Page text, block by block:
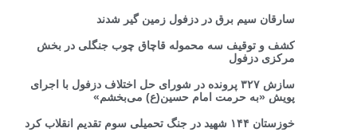
سارقان سیم برق در دزفول زمین گیر شدند
کشف و توقیف سه محموله قاچاق چوب جنگلی در بخش
مرکزی دزفول
سازش ۳۲۷ پرونده در شورای حل اختلاف دزفول با اجرای
پویش «به حرمت امام حسین(ع) می‌بخشم»
خوزستان ۱۴۴ شهید در جنگ تحمیلی سوم تقدیم انقلاب کرد